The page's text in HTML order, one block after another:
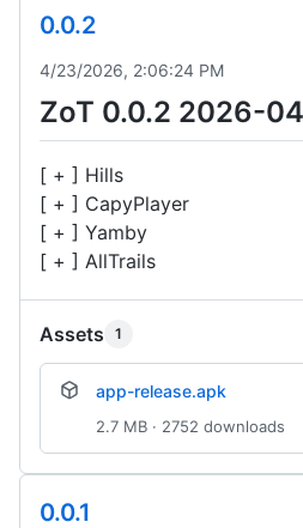
0.0.2
4/23/2026, 2:06:24 PM
ZoT 0.0.2 2026-
[ + ] Hills
[ + ] CapyPlayer
[ + ] Yamby
[ + ] AllTrails
Assets 1
app-release.apk
2.7 MB · 2752 downloads
0.0.1